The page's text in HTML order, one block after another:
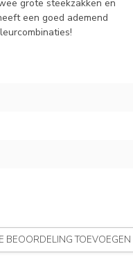
grote steekzakken en
een goed ademend
BEOORDELING TOEVOEGEN